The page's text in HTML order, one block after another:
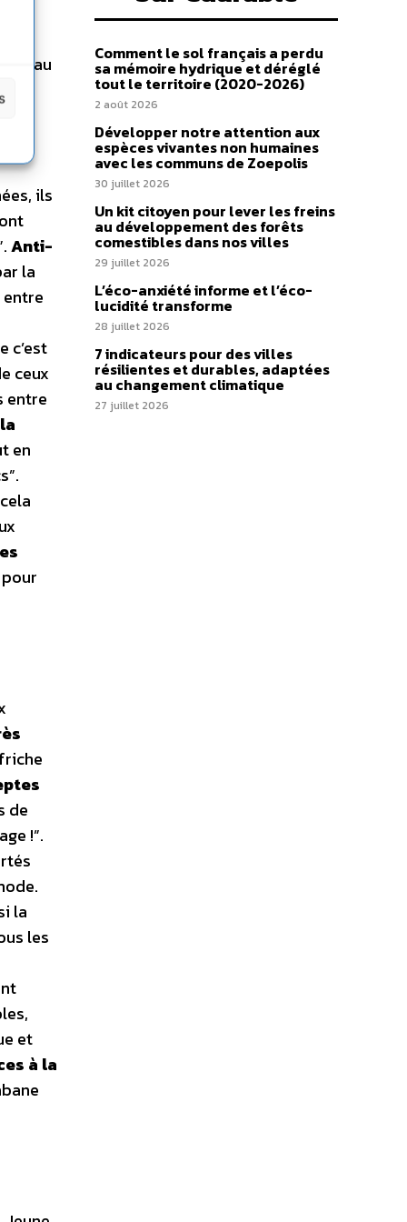
beau
ils
Anti-
la
c’est
ceux
entre
en
de
!”.
la
les
et
à la
Comment le sol français a perdu
sa mémoire hydrique et déréglé
tout le territoire (2020-2026)
2 août 2026
Développer notre attention aux
espèces vivantes non humaines
avec les communs de Zoepolis
30 juillet 2026
Un kit citoyen pour lever les freins
au développement des forêts
comestibles dans nos villes
29 juillet 2026
L’éco-anxiété informe et l’éco-
lucidité transforme
28 juillet 2026
7 indicateurs pour des villes
résilientes et durables, adaptées
au changement climatique
27 juillet 2026